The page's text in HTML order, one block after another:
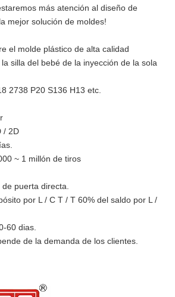
más atención al diseño de
mejor solución de moldes!
el molde plástico de alta calidad
silla del bebé de la inyección de la sola
2738 P20 S136 H13 etc.
/ 2D
~ 1 millón de tiros
puerta directa.
por L / C T / T 60% del saldo por L /
60 dias.
de la demanda de los clientes.